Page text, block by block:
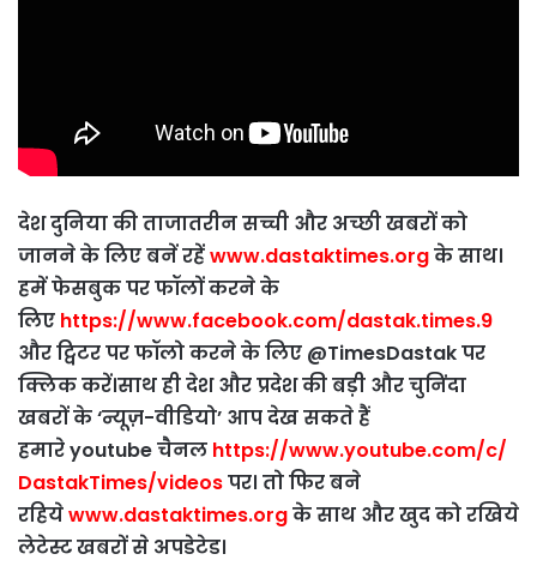
देश दुनिया की ताजातरीन सच्ची और अच्छी खबरों को
जानने के लिए बनें रहेंwww.dastaktimes.orgके साथ।
हमें फेसबुक पर फॉलों करने के
लिए https://www.facebook.com/dastak.times.9
और ट्विटर पर फॉलो करने के लिए @TimesDastakपर
क्लिक करें।साथ ही देश और प्रदेश की बड़ी और चुनिंदा
खबरों के‘न्यूज़-वीडियो’ आप देख सकते हैं
हमारेyoutubeचैनल https://www.youtube.com/c/
DastakTimes/videosपर। तो फिर बने
रहियेwww.dastaktimes.orgके साथ और खुद को रखिये
लेटेस्ट खबरों से अपडेटेड।